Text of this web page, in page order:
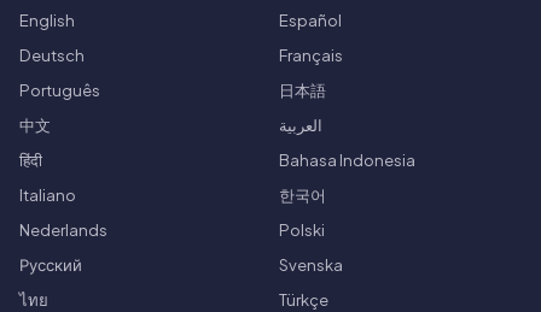
English
Español
Deutsch
Français
Português
日本語
中文
العربية
हिंदी
Bahasa Indonesia
Italiano
한국어
Nederlands
Polski
Русский
Svenska
ไทย
Türkçe